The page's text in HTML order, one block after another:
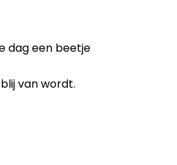
dag een beetje
van wordt.